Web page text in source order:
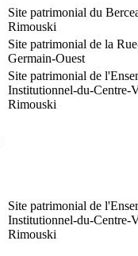
Site patrimonial du
Rimouski
Site patrimonial de la
Germain-Ouest
Site patrimonial de
Institutionnel-du-Centre-
Rimouski
Site patrimonial de
Institutionnel-du-Centre-
Rimouski